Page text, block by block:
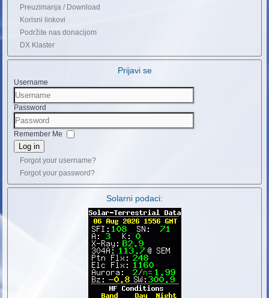
Preuzimanja / Download
Korisni linkovi
Podržite nas donacijom
DX Klaster
Prijavi se
Username
Password
Remember Me
Log in
Forgot your username?
Forgot your password?
Solarni podaci: